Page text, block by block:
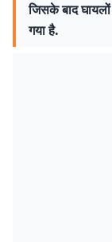
जिसके बाद
गया है.